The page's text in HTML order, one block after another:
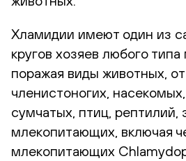
Хламидии имеют один из
кругов хозяев любого
поражая виды животных,
членистоногих,
сумчатых, птиц, рептилий,
млекопитающих, включая
млекопитающих